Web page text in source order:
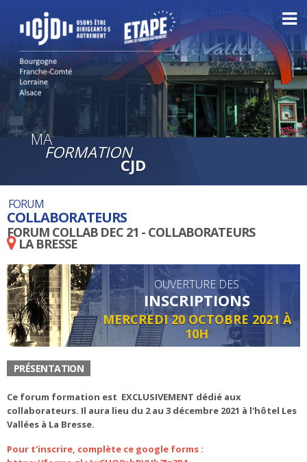
MA
FORMATION
CJD
FORUM
COLLABORATEURS
FORUM COLLAB DEC 21 - COLLABORATEURS
LA BRESSE
OUVERTURE DES
INSCRIPTIONS
MERCREDI 20 OCTOBRE 2021 À
10H
PRÉSENTATION
Ce forum formation est EXCLUSIVEMENT dédié aux
collaborateurs. Il aura lieu du 2 au 3 décembre 2021 à l'hôtel Les
Vallées à La Bresse.
Pour t'inscrire, complète ce google forms :